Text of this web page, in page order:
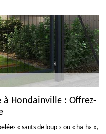
à Hondainville : Offrez-
« sauts de loup » ou « ha-ha »,